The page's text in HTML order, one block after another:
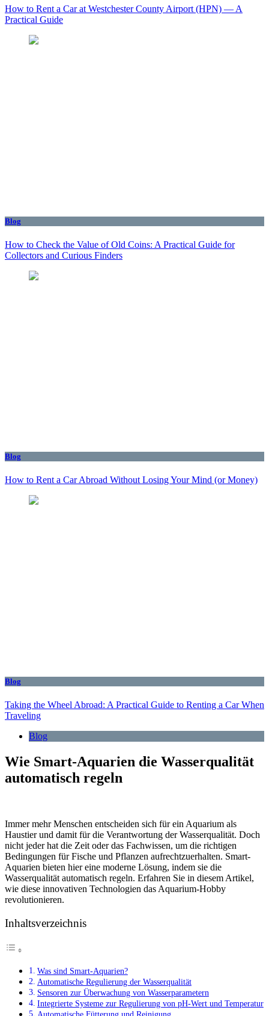
How to Rent a Car at Westchester County Airport (HPN) — A
Practical Guide
Blog
How to Check the Value of Old Coins: A Practical Guide for
Collectors and Curious Finders
Blog
How to Rent a Car Abroad Without Losing Your Mind (or Money)
Blog
Taking the Wheel Abroad: A Practical Guide to Renting a Car When
Traveling
Blog
Wie Smart-Aquarien die Wasserqualität
automatisch regeln
Immer mehr Menschen entscheiden sich für ein Aquarium als
Haustier und damit für die Verantwortung der Wasserqualität. Doch
nicht jeder hat die Zeit oder das Fachwissen, um die richtigen
Bedingungen für Fische und Pflanzen aufrechtzuerhalten. Smart-
Aquarien bieten hier eine moderne Lösung, indem sie die
Wasserqualität automatisch regeln. Erfahren Sie in diesem Artikel,
wie diese innovativen Technologien das Aquarium-Hobby
revolutionieren.
Inhaltsverzeichnis
Was sind Smart-Aquarien?
Automatische Regulierung der Wasserqualität
Sensoren zur Überwachung von Wasserparametern
Integrierte Systeme zur Regulierung von pH-Wert und Temperatur